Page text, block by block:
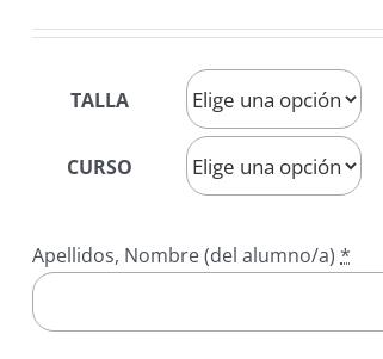
de
precios:
desde
15,75 €
16,50 €
TALLA
CURSO
Apellidos, Nombre (del alumno/a) *